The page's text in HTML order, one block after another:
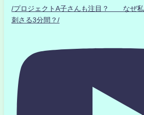
/プロジェクトA子さんも注目？ なぜ私
刺さる3分間？/